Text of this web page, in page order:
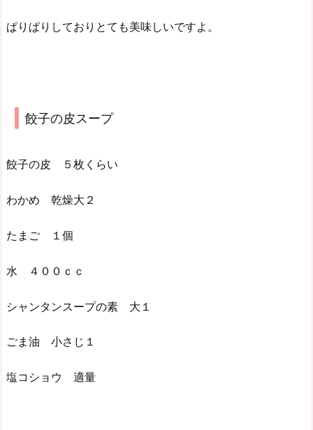
ぱりぱりしておりとても美味しいですよ。
餃子の皮スープ
餃子の皮 ５枚くらい
わかめ 乾燥大２
たまご １個
水 ４００ｃｃ
シャンタンスープの素 大１
ごま油 小さじ１
塩コショウ 適量